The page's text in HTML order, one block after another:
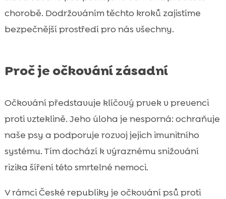
chorobě. Dodržováním těchto kroků zajistíme
bezpečnější prostředí pro nás všechny.
Proč je očkování zásadní
Očkování představuje klíčový prvek v prevenci
proti vzteklině. Jeho úloha je nesporná: ochraňuje
naše psy a podporuje rozvoj jejich imunitního
systému. Tím dochází k výraznému snižování
rizika šíření této smrtelné nemoci.
V rámci České republiky je očkování psů proti